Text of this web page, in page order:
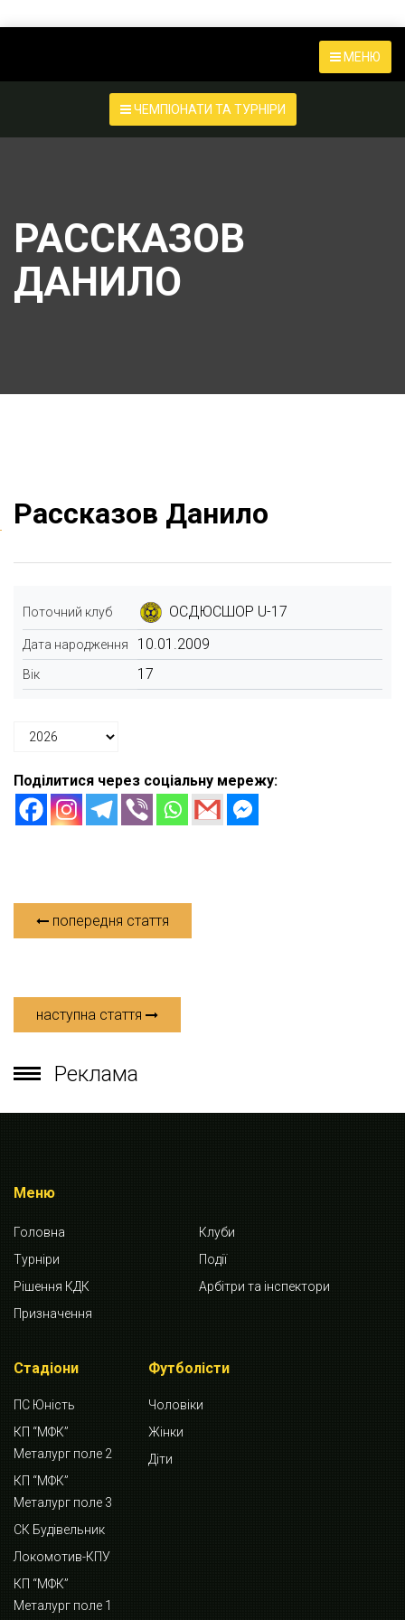
МЕНЮ
ЧЕМПІОНАТИ ТА ТУРНІРИ
РАССКАЗОВ
ДАНИЛО
Рассказов Данило
Поточний клуб ОСДЮСШОР U-17
Дата народження 10.01.2009
Вік 17
Поділитися через соціальну мережу:
попередня стаття
наступна стаття
Реклама
Меню
Головна
Клуби
Турніри
Події
Рішення КДК
Арбітри та інспектори
Призначення
Стадіони
ПС Юність
КП “МФК”
Металург поле 2
КП “МФК”
Металург поле 3
СК Будівельник
Локомотив-КПУ
КП “МФК”
Металург поле 1
Футболісти
Чоловіки
Жінки
Діти